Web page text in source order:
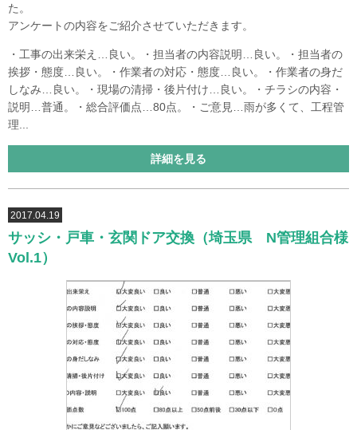
た。
アンケートの内容をご紹介させていただきます。
・工事の出来栄え…良い。・担当者の内容説明…良い。・担当者の
挨拶・態度…良い。・作業者の対応・態度…良い。・作業者の身だ
しなみ…良い。・現場の清掃・後片付け…良い。・チラシの内容・
説明…普通。・総合評価点…80点。・ご意見…雨が多くて、工程管
理...
詳細を見る
2017.04.19
サッシ・戸車・玄関ドア交換（埼玉県 N管理組合様
Vol.1）